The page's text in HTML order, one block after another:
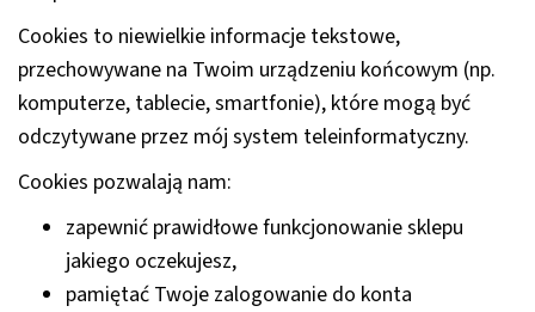
Cookies to niewielkie informacje tekstowe,
przechowywane na Twoim urządzeniu końcowym (np.
komputerze, tablecie, smartfonie), które mogą być
odczytywane przez mój system teleinformatyczny.
Cookies pozwalają nam:
zapewnić prawidłowe funkcjonowanie sklepu
jakiego oczekujesz,
pamiętać Twoje zalogowanie do konta